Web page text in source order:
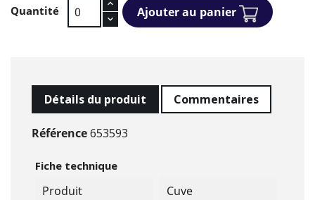
Quantité Ajouter au panier
Détails du produit Commentaires
Référence653593
Fiche technique
Produit Cuve